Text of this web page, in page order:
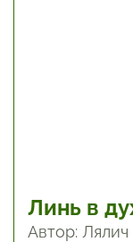
Линь в
Автор: Лялич